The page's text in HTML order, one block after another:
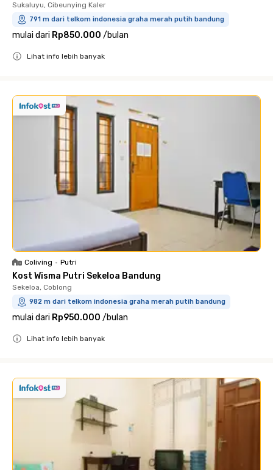
Sukaluyu, Cibeunying Kaler
791 m dari telkom indonesia graha merah putih bandung
mulai dari Rp850.000 /bulan
Lihat info lebih banyak
Coliving • Putri
Kost Wisma Putri Sekeloa Bandung
Sekeloa, Coblong
982 m dari telkom indonesia graha merah putih bandung
mulai dari Rp950.000 /bulan
Lihat info lebih banyak